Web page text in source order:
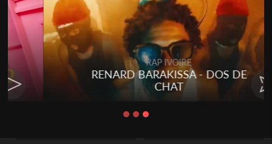
RAP IVOIRE
RENARD BARAKISSA - DOS DE
CHAT